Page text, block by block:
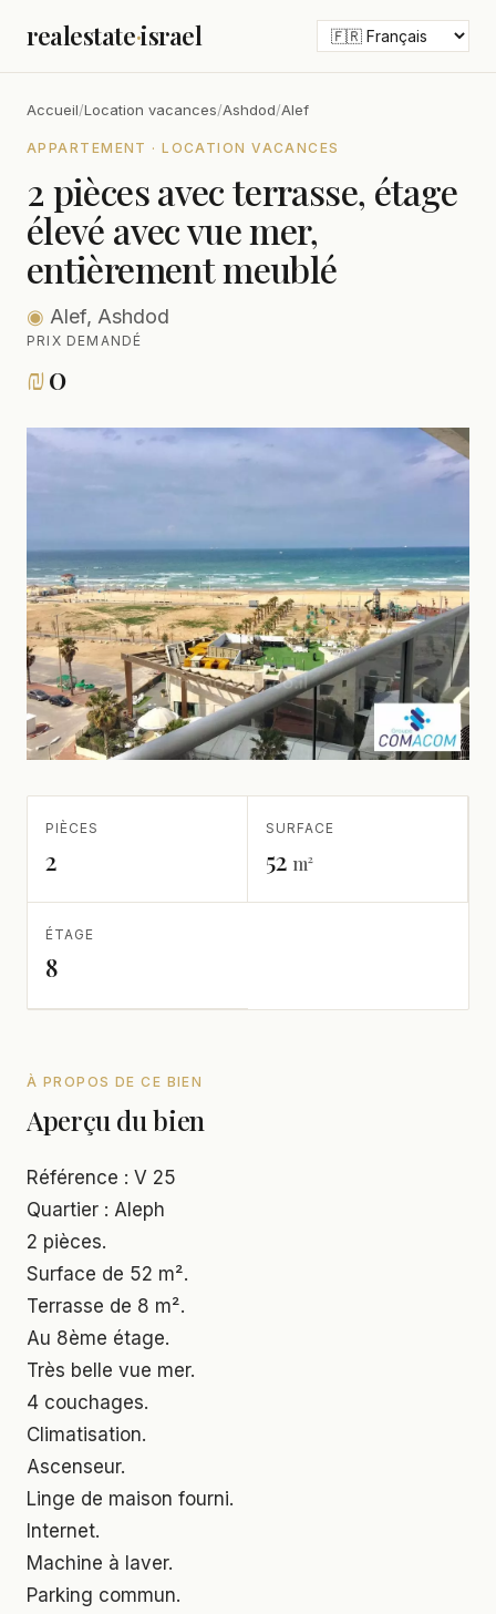
realestate·israel
Accueil/Location vacances/Ashdod/Alef
APPARTEMENT · LOCATION VACANCES
2 pièces avec terrasse, étage
élevé avec vue mer,
entièrement meublé
◉ Alef, Ashdod
PRIX DEMANDÉ
₪0
PIÈCES
2
SURFACE
52 m²
ÉTAGE
8
À PROPOS DE CE BIEN
Aperçu du bien
Référence : V 25
Quartier : Aleph
2 pièces.
Surface de 52 m².
Terrasse de 8 m².
Au 8ème étage.
Très belle vue mer.
4 couchages.
Climatisation.
Ascenseur.
Linge de maison fourni.
Internet.
Machine à laver.
Parking commun.